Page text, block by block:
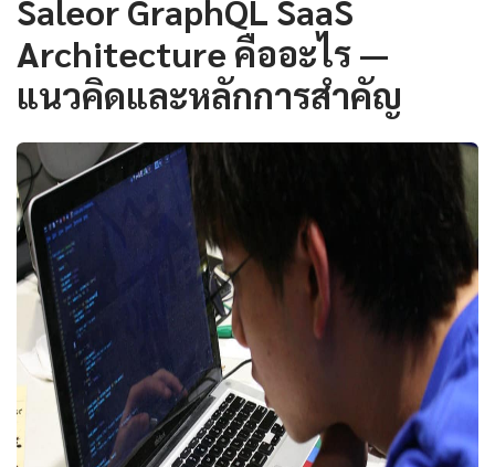
Saleor GraphQL SaaS
Architecture คืออะไร —
แนวคิดและหลักการสำคัญ